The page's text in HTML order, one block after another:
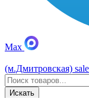
Max
(м.Дмитровская)
Искать